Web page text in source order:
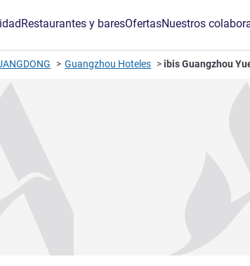
Restaurantes y baresOfertasNuestros
Guangzhou Hoteles ibis Guangzhou